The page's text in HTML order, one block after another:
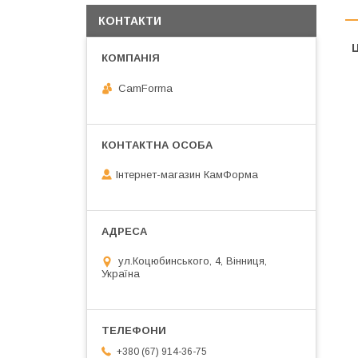
КОНТАКТИ
CamForma
Інтернет-магазин КамФорма
ул.Коцюбинського, 4, Вінниця,
Україна
+380 (67) 914-36-75